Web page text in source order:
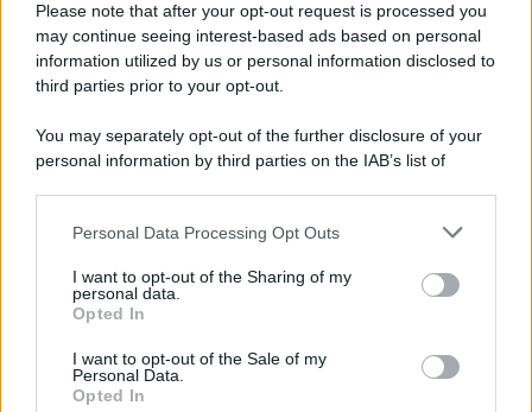
Please note that after your opt-out request is processed you
may continue seeing interest-based ads based on personal
information utilized by us or personal information disclosed to
third parties prior to your opt-out.
You may separately opt-out of the further disclosure of your
personal information by third parties on the IAB’s list of
This information may also be disclosed by us to third parties
disclose it to other third parties.
Please note that this website/app uses one or more Google
services and may gather and store information including but
not limited to your visit or usage behaviour. You may click to
grant or deny consent to Google and its third-party tags to
Personal Data Processing Opt Outs
I want to opt-out of the Sharing of my
personal data.
Opted In
I want to opt-out of the Sale of my
Personal Data.
Opted In